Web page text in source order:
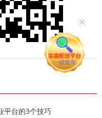
平台的3个技巧